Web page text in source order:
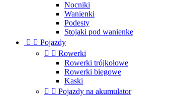
Nocniki
Wanienki
Podesty
Stojaki pod wanienkę
  Pojazdy
  Rowerki
Rowerki trójkołowe
Rowerki biegowe
Kaski
  Pojazdy na akumulator